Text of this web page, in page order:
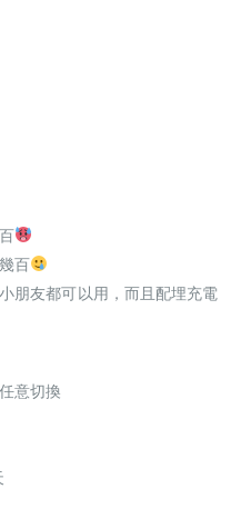
百
朋友都可以用，而且配埋充電
意切換